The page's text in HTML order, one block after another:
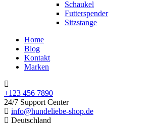
Schaukel
Futterspender
Sitzstange
Home
Blog
Kontakt
Marken
+123 456 7890
24/7 Support Center
info@hundeliebe-shop.de
Deutschland